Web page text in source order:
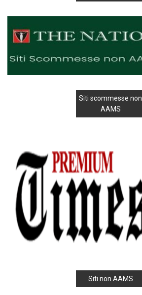
Siti scommesse non
AAMS
Siti non AAMS